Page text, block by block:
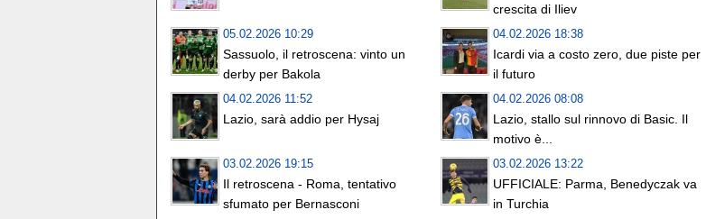
crescita di Iliev
05.02.2026 10:29
Sassuolo, il retroscena: vinto un
derby per Bakola
04.02.2026 18:38
Icardi via a costo zero, due piste per
il futuro
04.02.2026 11:52
Lazio, sarà addio per Hysaj
04.02.2026 08:08
Lazio, stallo sul rinnovo di Basic. Il
motivo è...
03.02.2026 19:15
Il retroscena - Roma, tentativo
sfumato per Bernasconi
03.02.2026 13:22
UFFICIALE: Parma, Benedyczak va
in Turchia